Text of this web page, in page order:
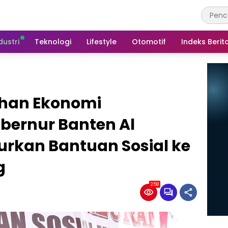
Teknologi Lifestyle Otomotif Indeks
Ekonomi
Banten Al
Bantuan Sosial ke
258